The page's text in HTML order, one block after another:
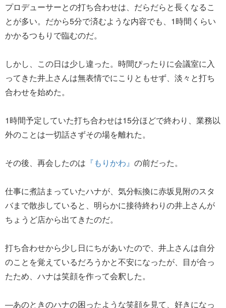
プロデューサーとの打ち合わせは、だらだらと長くなるこ
とが多い。だから5分で済むような内容でも、1時間くらい
かかるつもりで臨むのだ。
しかし、この日は少し違った。時間ぴったりに会議室に入
ってきた井上さんは無表情でにこりともせず、淡々と打ち
合わせを始めた。
1時間予定していた打ち合わせは15分ほどで終わり、業務以
外のことは一切話さずその場を離れた。
その後、再会したのは 『もりかわ』 の前だった。
仕事に煮詰まっていたハナが、気分転換に赤坂見附のスタ
バまで散歩していると、明らかに接待終わりの井上さんが
ちょうど店から出てきたのだ。
打ち合わせから少し日にちがあいたので、井上さんは自分
のことを覚えているだろうかと不安になったが、目が合っ
たため、ハナは笑顔を作って会釈した。
―あのときのハナの困ったような笑顔を見て、好きになっ